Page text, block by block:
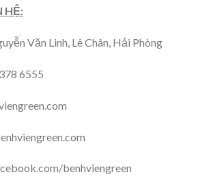
HỆ:
Văn Linh, Lê Chân, Hải Phòng
6555
benhviengreen